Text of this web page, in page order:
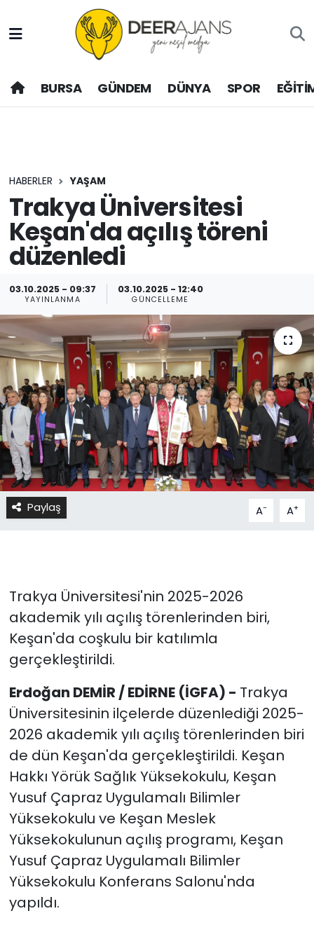
BURSA GÜNDEM DÜNYA SPOR
HABERLER YAŞAM
Trakya Üniversitesi
Keşan'da açılış töreni
düzenledi
03.10.2025 - 09:37
YAYINLANMA
03.10.2025 - 12:40
GÜNCELLEME
Paylaş A- A+
Trakya Üniversitesi'nin 2025-2026
akademik yılı açılış törenlerinden biri,
Keşan'da coşkulu bir katılımla
gerçekleştirildi.
Erdoğan DEMİR / EDİRNE (İGFA) - Trakya
Üniversitesinin ilçelerde düzenlediği 2025-
2026 akademik yılı açılış törenlerinden biri
de dün Keşan'da gerçekleştirildi. Keşan
Hakkı Yörük Sağlık Yüksekokulu, Keşan
Yusuf Çapraz Uygulamalı Bilimler
Yüksekokulu ve Keşan Meslek
Yüksekokulunun açılış programı, Keşan
Yusuf Çapraz Uygulamalı Bilimler
Yüksekokulu Konferans Salonu'nda
yapıldı.
Hava Durumu
Trafik Durumu
Son Dakika Haberleri
Haber Arşivi